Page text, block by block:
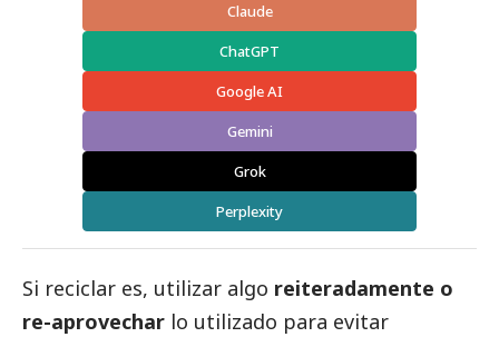
Claude
ChatGPT
Google AI
Gemini
Grok
Perplexity
Si reciclar es, utilizar algo reiteradamente o
re-aprovechar lo utilizado para evitar